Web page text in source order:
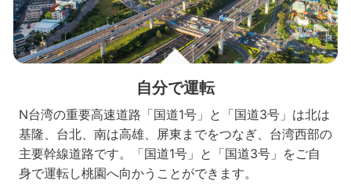
自分で運転
N台湾の重要高速道路「国道1号」と「国道3号」は北は
基隆、台北、南は高雄、屏東までをつなぎ、台湾西部の
主要幹線道路です。「国道1号」と「国道3号」をご自
身で運転し桃園へ向かうことができます。